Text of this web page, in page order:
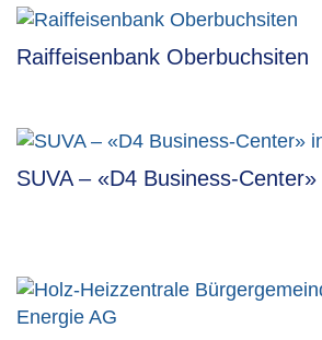
Raiffeisenbank Oberbuchsiten
SUVA – «D4 Business-